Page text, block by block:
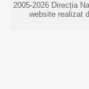
2005-2026 Direcția
website realizat